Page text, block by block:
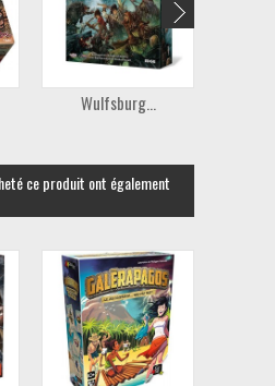
Wulfsburg...
ce produit ont également